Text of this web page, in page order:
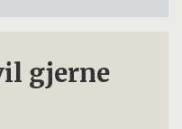
gjerne